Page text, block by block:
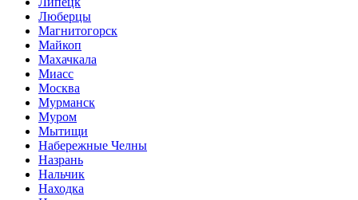
Люберцы
Магнитогорск
Майкоп
Махачкала
Миасс
Москва
Мурманск
Муром
Мытищи
Набережные Челны
Назрань
Нальчик
Находка